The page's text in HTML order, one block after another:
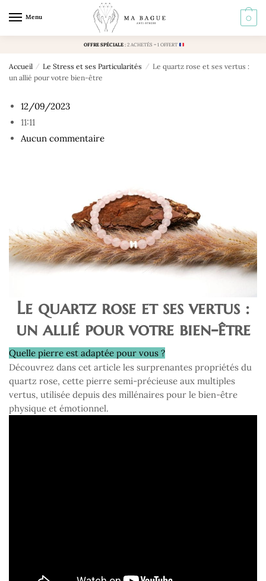
navigation
content
Menu 0
OFFRE SPÉCIALE:2 ACHETÉS = 1 OFFERT
Accueil / Le Stress et ses Particularités / Le quartz rose et ses vertus :
un allié pour votre bien-être
12/09/2023
11:11
Aucun commentaire
Le quartz rose et ses vertus :
un allié pour votre bien-être
Quelle pierre est adaptée pour vous ?
Découvrez dans cet article les surprenantes propriétés du
quartz rose, cette pierre semi-précieuse aux multiples
vertus, utilisée depuis des millénaires pour le bien-être
physique et émotionnel.